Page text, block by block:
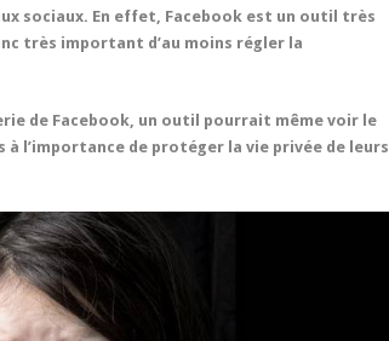
sociaux. En effet, Facebook est un outil très
très important d’au moins régler la
de Facebook, un outil pourrait même voir le
l’importance de protéger la vie privée de leurs